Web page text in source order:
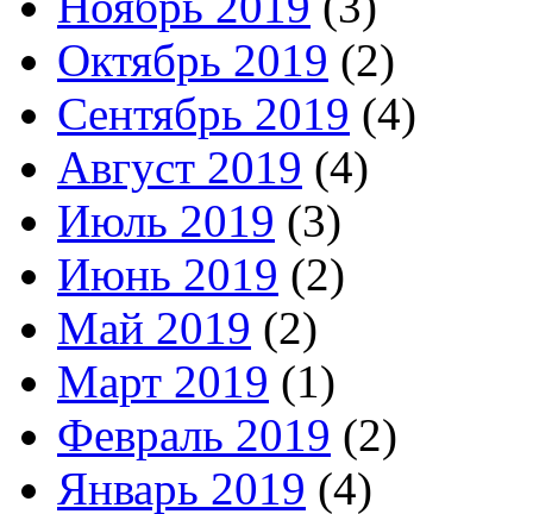
Октябрь 2019 (2)
Сентябрь 2019 (4)
Август 2019 (4)
Июль 2019 (3)
Июнь 2019 (2)
Май 2019 (2)
Март 2019 (1)
Февраль 2019 (2)
Январь 2019 (4)